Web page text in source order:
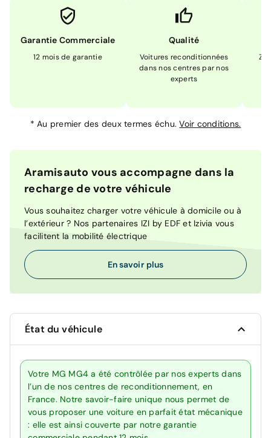
Garantie Commerciale
12 mois de garantie
Qualité
Voitures reconditionnées
dans nos centres par nos
experts
*Au premier des deux termes échu.Voir conditions.
Aramisauto vous accompagne dans la
recharge de votre véhicule
Vous souhaitez charger votre véhicule à domicile ou à
l’extérieur ? Nos partenaires IZI by EDF et Izivia vous
facilitent la mobilité électrique
En savoir plus
État du véhicule
Votre MG MG4 a été contrôlée par nos experts dans
l’un de nos centres de reconditionnement, en
France. Notre savoir-faire unique nous permet de
vous proposer une voiture en parfait état mécanique
: elle est ainsi couverte par notre garantie